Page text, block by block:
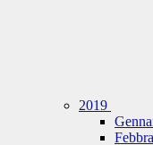
2019